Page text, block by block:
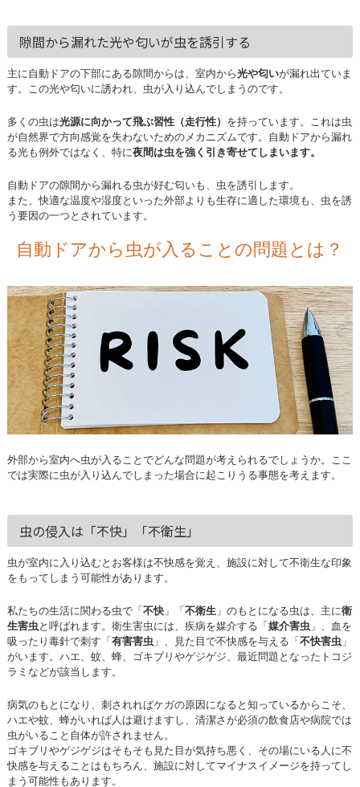
隙間から漏れた光や匂いが虫を誘引する
主に自動ドアの下部にある隙間からは、室内から光や匂いが漏れ出ていま
す。この光や匂いに誘われ、虫が入り込んでしまうのです。
多くの虫は光源に向かって飛ぶ習性（走行性） を持っています。これは虫
が自然界で方向感覚を失わないためのメカニズムです。自動ドアから漏れ
る光も例外ではなく、特に夜間は虫を強く引き寄せてしまいます。
自動ドアの隙間から漏れる虫が好む匂いも、虫を誘引します。
また、快適な温度や湿度といった外部よりも生存に適した環境も、虫を誘
う要因の一つとされています。
自動ドアから虫が入ることの問題とは？
外部から室内へ虫が入ることでどんな問題が考えられるでしょうか。ここ
では実際に虫が入り込んでしまった場合に起こりうる事態を考えます。
虫の侵入は「不快」「不衛生」
虫が室内に入り込むとお客様は不快感を覚え、施設に対して不衛生な印象
をもってしまう可能性があります。
私たちの生活に関わる虫で「不快」「不衛生 」のもとになる虫は、主に衛
生害虫 と呼ばれます。衛生害虫には、疾病を媒介する「媒介害虫 」、血を
吸ったり毒針で刺す「有害害虫 」、見た目で不快感を与える「不快害虫 」
がいます。ハエ、蚊、蜂、ゴキブリやゲジゲジ、最近問題となったトコジ
ラミなどが該当します。
病気のもとになり、刺されればケガの原因になると知っているからこそ、
ハエや蚊、蜂がいれば人は避けますし、清潔さが必須の飲食店や病院では
虫がいること自体が許されません。
ゴキブリやゲジゲジはそもそも見た目が気持ち悪く、その場にいる人に不
快感を与えることはもちろん、施設に対してマイナスイメージを持ってし
まう可能性もあります。